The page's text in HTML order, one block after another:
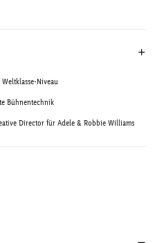
Niveau
Bühnentechnik
Director für Adele & Robbie Williams